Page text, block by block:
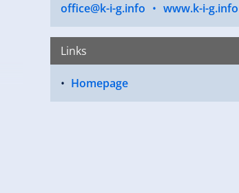
office@k-i-g.info • www.k-i-g.info
Links
Homepage